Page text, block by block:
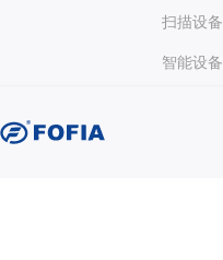
扫描设备
智能设备